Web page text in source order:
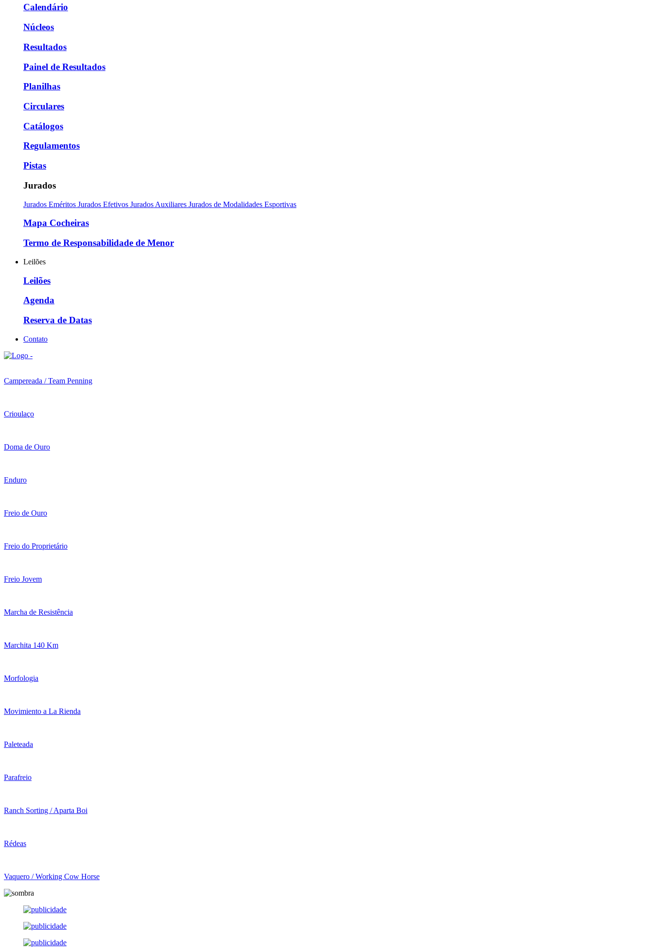
Calendário
Núcleos
Resultados
Painel de Resultados
Planilhas
Circulares
Catálogos
Regulamentos
Pistas
Jurados
Jurados Eméritos Jurados Efetivos Jurados Auxiliares Jurados de Modalidades Esportivas
Mapa Cocheiras
Termo de Responsabilidade de Menor
Leilões
Leilões
Agenda
Reserva de Datas
Contato
Campereada / Team Penning
Crioulaço
Doma de Ouro
Enduro
Freio de Ouro
Freio do Proprietário
Freio Jovem
Marcha de Resistência
Marchita 140 Km
Morfologia
Movimiento a La Rienda
Paleteada
Parafreio
Ranch Sorting / Aparta Boi
Rédeas
Vaquero / Working Cow Horse